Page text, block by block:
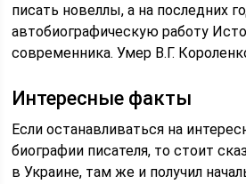
писать новеллы, а на последних
автобиографическую работу
современника. Умер В.Г.
Интересные факты
Если останавливаться на
биографии писателя, то стоит
в Украине, там же и получил